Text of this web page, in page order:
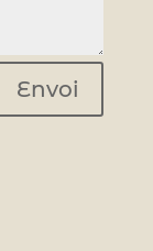
Envoi